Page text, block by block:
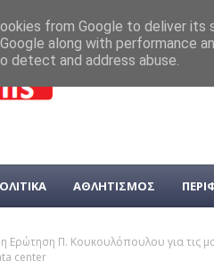
ΑΘΛΗΤΙΣΜΟΣ
Ερώτηση Π. Κουκουλόπουλου για τις
center
from Google to deliver its
along with performance
detect and address abuse.